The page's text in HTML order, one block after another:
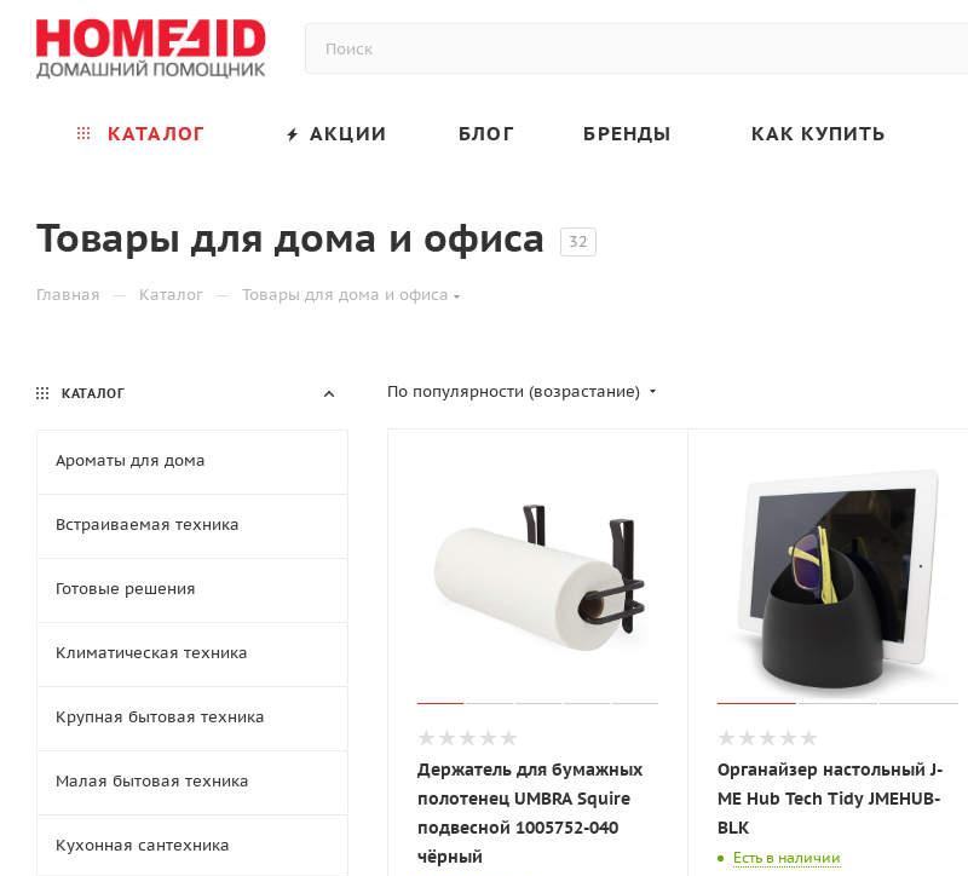
КАТАЛОГ АКЦИИ БЛОГ БРЕНДЫ КАК КУПИТЬ
Товары для дома и офиса 32
Главная — Каталог — Товары для дома и офиса
По популярности (возрастание)
Держатель для бумажных
полотенец UMBRA Squire
подвесной 1005752-040
чёрный
Органайзер настольный J-
ME Hub Tech Tidy JMEHUB-
BLK
Есть в наличии
КАТАЛОГ
Ароматы для дома
Встраиваемая техника
Готовые решения
Климатическая техника
Крупная бытовая техника
Малая бытовая техника
Кухонная сантехника